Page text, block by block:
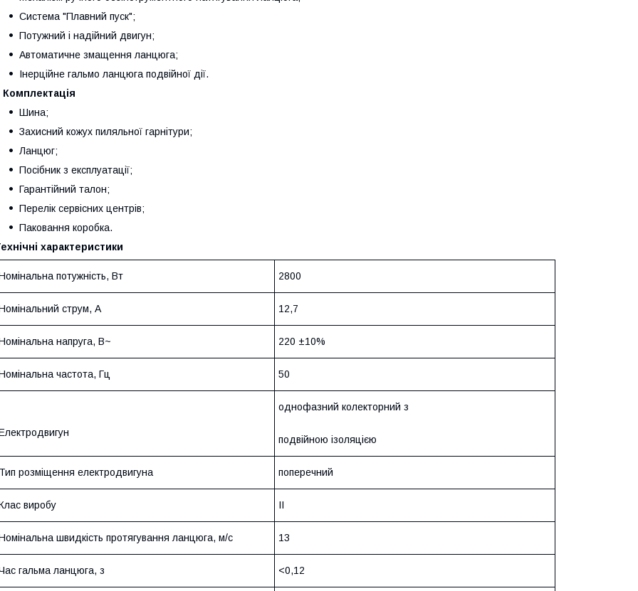
Система "Плавний пуск";
Потужний і надійний двигун;
Автоматичне змащення ланцюга;
Інерційне гальмо ланцюга подвійної дії.
Шина;
Захисний кожух пиляльної гарнітури;
Ланцюг;
Посібник з експлуатації;
Гарантійний талон;
Перелік сервісних центрів;
Паковання коробка.
характеристики
потужність, Вт 2800
струм, А 12,7
напруга, В~ 220 ±10%
частота, Гц 50
однофазний колекторний з
подвійною ізоляцією
розміщення електродвигуна поперечний
виробу II
швидкість протягування ланцюга, м/с 13
гальма ланцюга, з <0,12